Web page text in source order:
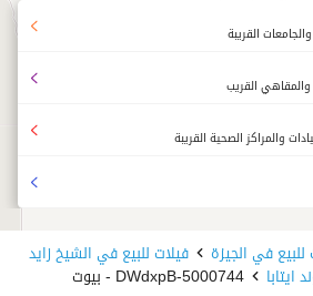
القريبة
القريب
والمراكز الصحية القريبة
للبيع في الجيزة فيلات للبيع في الشيخ زايد
ايتابا 5000744-DWdxpB - بيوت